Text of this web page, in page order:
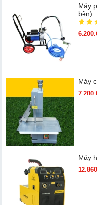
Máy
bền)
Máy
Máy